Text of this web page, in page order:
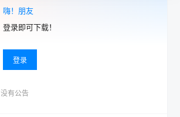
嗨！朋友
登录即可下载！
登录
没有公告